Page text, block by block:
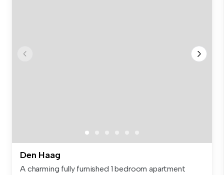
Den Haag
A charming fully furnished 1 bedroom apartment